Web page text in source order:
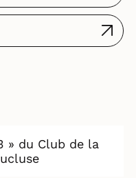
» du Club de la